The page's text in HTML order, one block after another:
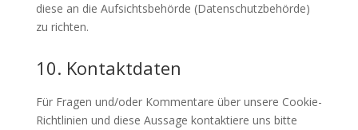
diese an die Aufsichtsbehörde (Datenschutzbehörde)
zu richten.
10. Kontaktdaten
Für Fragen und/oder Kommentare über unsere Cookie-
Richtlinien und diese Aussage kontaktiere uns bitte